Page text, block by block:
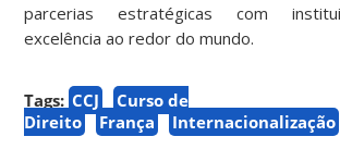
parcerias estratégicas com
excelência ao redor do mundo.
Tags: CCJ
Curso de
Direito
França Internacionalização